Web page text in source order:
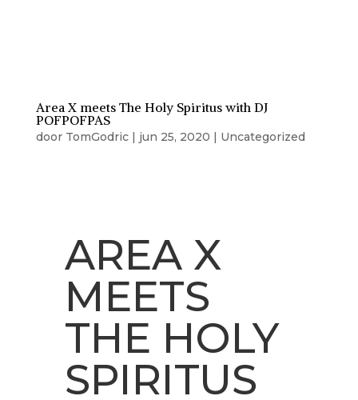
Area X meets The Holy Spiritus with DJ
POFPOFPAS
door TomGodric| jun 25, 2020 | Uncategorized
AREA X
MEETS
THE HOLY
SPIRITUS